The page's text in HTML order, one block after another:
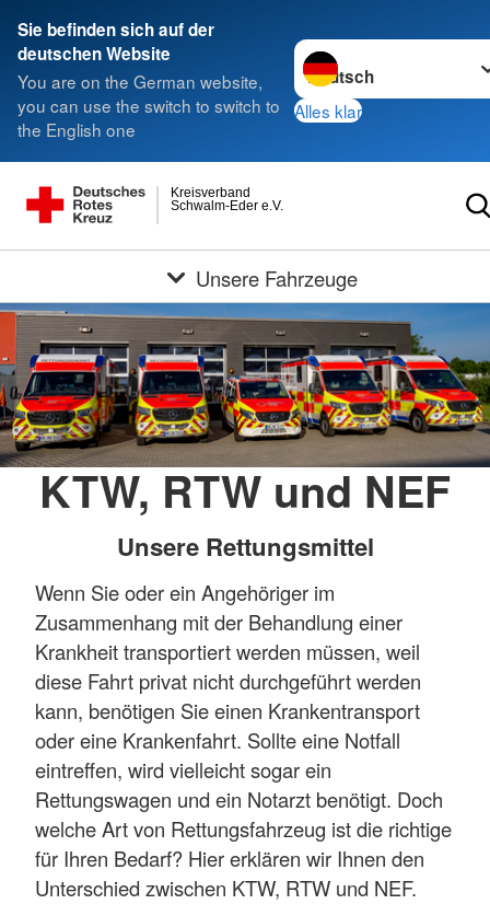
Sie befinden sich auf der
deutschen Website
You are on the German website,
you can use the switch to switch to
the English one
Sprache wechseln zu
Alles klar
Schwalm-Eder e.V.
Kreisverband
Unsere Fahrzeuge
KTW, RTW und NEF
Unsere Rettungsmittel
Wenn Sie oder ein Angehöriger im
Zusammenhang mit der Behandlung einer
Krankheit transportiert werden müssen, weil
diese Fahrt privat nicht durchgeführt werden
kann, benötigen Sie einen Krankentransport
oder eine Krankenfahrt. Sollte eine Notfall
eintreffen, wird vielleicht sogar ein
Rettungswagen und ein Notarzt benötigt. Doch
welche Art von Rettungsfahrzeug ist die richtige
für Ihren Bedarf? Hier erklären wir Ihnen den
Unterschied zwischen KTW, RTW und NEF.